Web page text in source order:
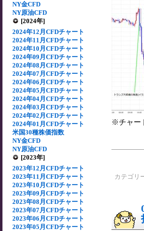
NY金CFD
NY原油CFD
[2024年]
2024年12月CFDチャート
2024年11月CFDチャート
2024年10月CFDチャート
2024年09月CFDチャート
2024年08月CFDチャート
2024年07月CFDチャート
2024年06月CFDチャート
2024年05月CFDチャート
2024年04月CFDチャート
2024年03月CFDチャート
2024年02月CFDチャート
2024年01月CFDチャート
米国30種株価指数
NY金CFD
NY原油CFD
[2023年]
2023年12月CFDチャート
2023年11月CFDチャート
2023年10月CFDチャート
2023年09月CFDチャート
2023年08月CFDチャート
2023年07月CFDチャート
2023年06月CFDチャート
2023年05月CFDチャート
※チャー
カテゴリ